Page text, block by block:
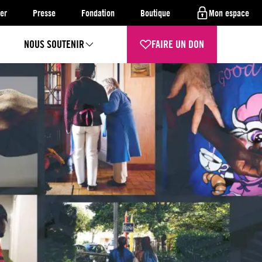
Presse Fondation Boutique Mon espace
NOUS SOUTENIR FAIRE UN DON